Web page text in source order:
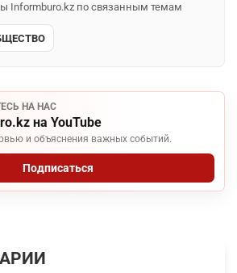
Informburo.kz по связанным темам
НА НАС
на YouTube
и объяснения важных событий.
Подписаться